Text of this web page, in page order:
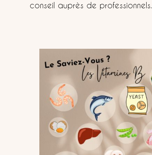
conseil auprès de professionnels.